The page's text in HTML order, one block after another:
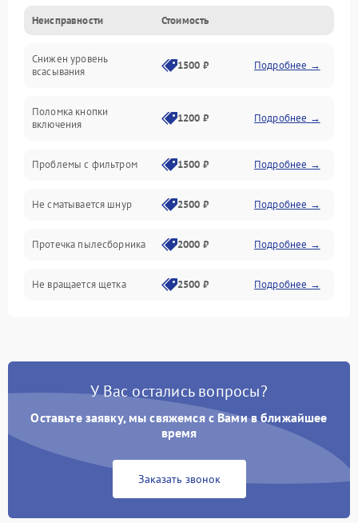
Электропитание
Всасывание
Неисправности Стоимость
Снижен уровень
всасывания
1500 ₽ Подробнее →
Поломка кнопки
включения
1200 ₽ Подробнее →
Проблемы с фильтром 1500 ₽ Подробнее →
Не сматывается шнур 2500 ₽ Подробнее →
Протечка пылесборника 2000 ₽ Подробнее →
Не вращается щетка 2500 ₽ Подробнее →
Поломка контейнера для
Плохая уборка шерсти
2400 ₽ Подробнее →
У Вас остались вопросы?
Оставьте заявку, мы свяжемся с Вами в ближайшее
время
Заказать звонок